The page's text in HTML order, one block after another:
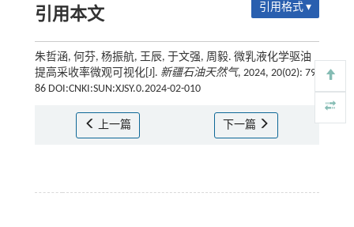
引用本文 引用格式 ▾
朱哲涵, 何芬, 杨振航, 王辰, 于文强, 周毅. 微乳液化学驱油
提高采收率微观可视化[J]. 新疆石油天然气, 2024, 20(02): 79-
86 DOI:CNKI:SUN:XJSY.0.2024-02-010
上一篇 下一篇